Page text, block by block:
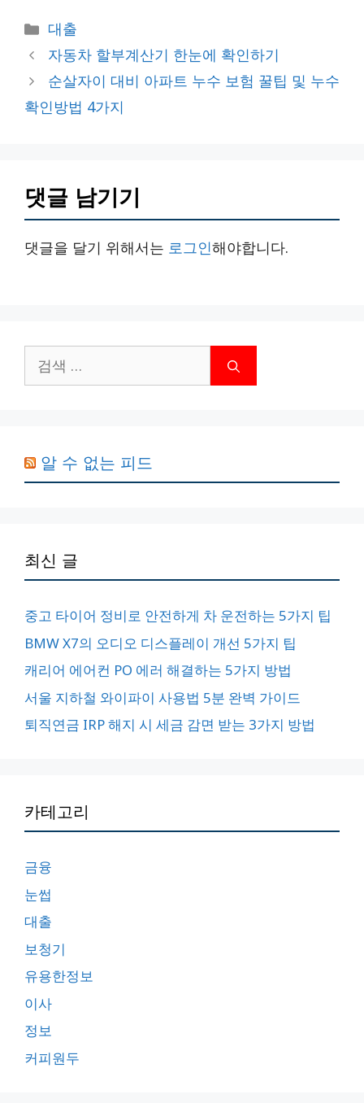
카
테
고
리
대출
자동차 할부계산기 한눈에 확인하기
순살자이 대비 아파트 누수 보험 꿀팁 및 누수
확인방법 4가지
댓글 남기기
댓글을 달기 위해서는 로그인해야합니다.
색:
알 수 없는 피드
최신 글
중고 타이어 정비로 안전하게 차 운전하는 5가지 팁
BMW X7의 오디오 디스플레이 개선 5가지 팁
캐리어 에어컨 PO 에러 해결하는 5가지 방법
서울 지하철 와이파이 사용법 5분 완벽 가이드
퇴직연금 IRP 해지 시 세금 감면 받는 3가지 방법
카테고리
금융
눈썹
대출
보청기
유용한정보
이사
정보
커피원두